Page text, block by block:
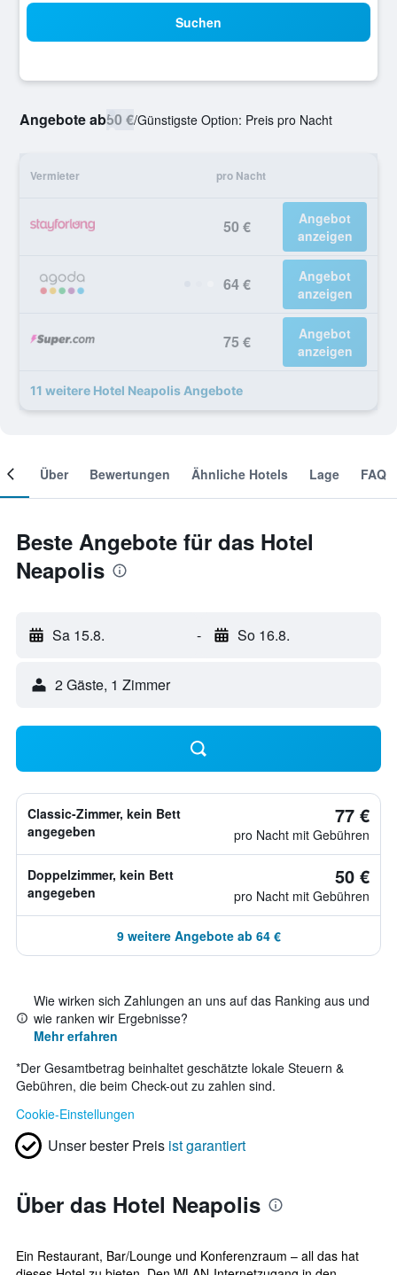
Suchen
Angebote ab50 €/Günstigste Option: Preis pro Nacht
Vermieter pro Nacht
50 €
Angebot
anzeigen
64 €
Angebot
anzeigen
75 €
Angebot
anzeigen
11 weitere Hotel Neapolis Angebote
Über Bewertungen Ähnliche Hotels Lage FAQ
Beste Angebote für das Hotel
Neapolis
Sa 15.8. - So 16.8.
2 Gäste, 1 Zimmer
Classic-Zimmer, kein Bett
angegeben
77 €
pro Nacht mit Gebühren
Doppelzimmer, kein Bett
angegeben
50 €
pro Nacht mit Gebühren
9 weitere Angebote ab 64 €
Wie wirken sich Zahlungen an uns auf das Ranking aus und
wie ranken wir Ergebnisse?
Mehr erfahren
*Der Gesamtbetrag beinhaltet geschätzte lokale Steuern &
Gebühren, die beim Check-out zu zahlen sind.
Cookie-Einstellungen
Unser bester Preis ist garantiert
Über das Hotel Neapolis
Ein Restaurant, Bar/Lounge und Konferenzraum – all das hat